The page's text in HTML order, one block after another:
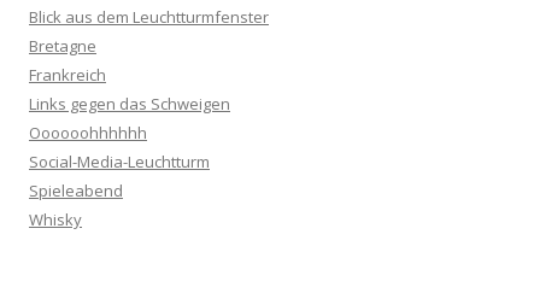
Blick aus dem Leuchtturmfenster
Bretagne
Frankreich
Links gegen das Schweigen
Oooooohhhhhh
Social-Media-Leuchtturm
Spieleabend
Whisky